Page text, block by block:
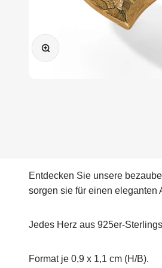
Bild vergrößern
Entdecken Sie unsere
sorgen sie für einen eleganten
Jedes Herz aus 925er-
Format je 0,9 x 1,1 cm (H/B).